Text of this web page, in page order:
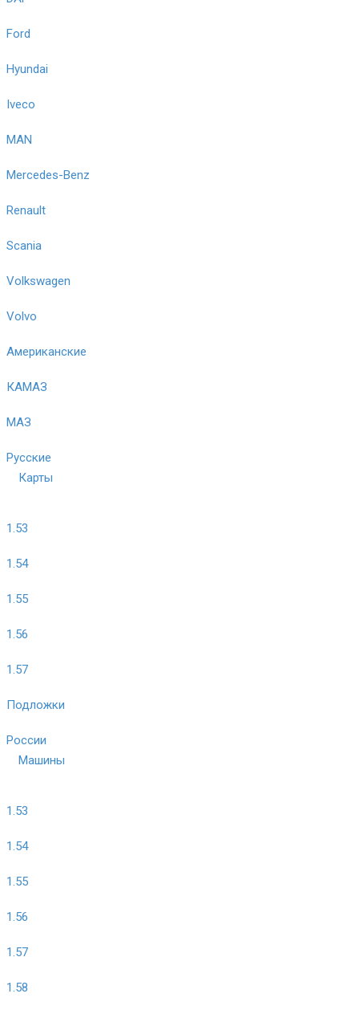
Ford
Hyundai
Iveco
MAN
Mercedes-Benz
Renault
Scania
Volkswagen
Volvo
Американские
КАМАЗ
МАЗ
Русские
Карты
1.53
1.54
1.55
1.56
1.57
Подложки
России
Машины
1.53
1.54
1.55
1.56
1.57
1.58